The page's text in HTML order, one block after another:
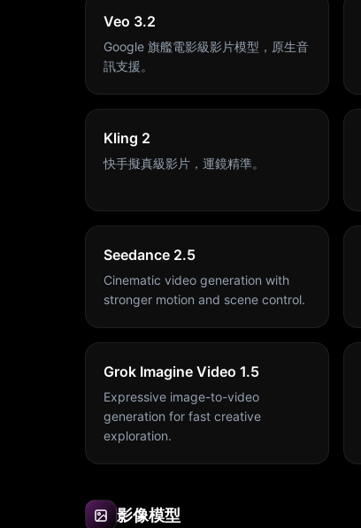
Veo 3.2
Google 旗艦電影級影片模型，原生音
訊支援。
Kling 2
快手擬真級影片，運鏡精準。
Seedance 2.5
Cinematic video generation with
stronger motion and scene control.
Grok Imagine Video 1.5
Expressive image-to-video
generation for fast creative
exploration.
影像模型